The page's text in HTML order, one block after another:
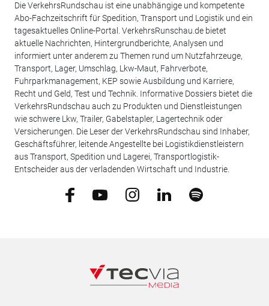
Die VerkehrsRundschau ist eine unabhängige und kompetente
Abo-Fachzeitschrift für Spedition, Transport und Logistik und ein
tagesaktuelles Online-Portal. VerkehrsRunschau.de bietet
aktuelle Nachrichten, Hintergrundberichte, Analysen und
informiert unter anderem zu Themen rund um Nutzfahrzeuge,
Transport, Lager, Umschlag, Lkw-Maut, Fahrverbote,
Fuhrparkmanagement, KEP sowie Ausbildung und Karriere,
Recht und Geld, Test und Technik. Informative Dossiers bietet die
VerkehrsRundschau auch zu Produkten und Dienstleistungen
wie schwere Lkw, Trailer, Gabelstapler, Lagertechnik oder
Versicherungen. Die Leser der VerkehrsRundschau sind Inhaber,
Geschäftsführer, leitende Angestellte bei Logistikdienstleistern
aus Transport, Spedition und Lagerei, Transportlogistik-
Entscheider aus der verladenden Wirtschaft und Industrie.